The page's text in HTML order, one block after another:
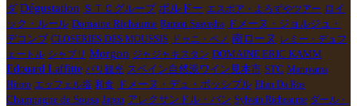
ダ Dégustation ＳＴＣグループ ボルドー エスポア・よろずやツアー ロイ
ック・ルール Domaine Richaume Ramon Saavedra ドメーヌ・ジョルジュ・
デコンブ CLOSERIES DES MOUSSIS ドゥニ・ペノ 南ローヌ レミー・デュフ
ェートル シャブリ Morgon ジャジャキスタン DOMAINE ERIC KAMM
Edouard Laffitte パリ観光 スペイン自然派ワイン見本市 STC Maruyama
Hiroto エッフェル塔 和食 ドメーヌ・デュ・ポッシブル Elian Da Ros
Champagne de Sousa Japon アレクサンドル・バン Sylvain Richeaume ダール・